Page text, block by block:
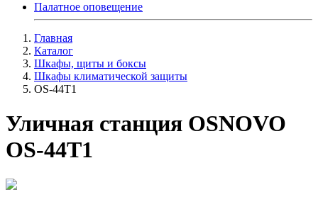
Палатное оповещение
Главная
Каталог
Шкафы, щиты и боксы
Шкафы климатической защиты
OS-44T1
Уличная станция OSNOVO
OS-44T1